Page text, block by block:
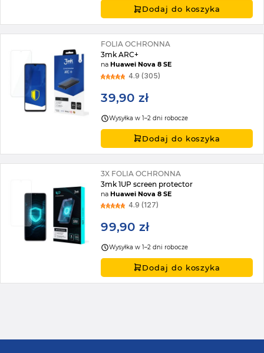
Dodaj do koszyka
FOLIA OCHRONNA
3mk ARC+
naHuawei Nova 8 SE
4.9 (305)
39,90 zł
Wysyłka w 1–2 dni robocze
Dodaj do koszyka
3X FOLIA OCHRONNA
3mk 1UP screen protector
naHuawei Nova 8 SE
4.9 (127)
99,90 zł
Wysyłka w 1–2 dni robocze
Dodaj do koszyka